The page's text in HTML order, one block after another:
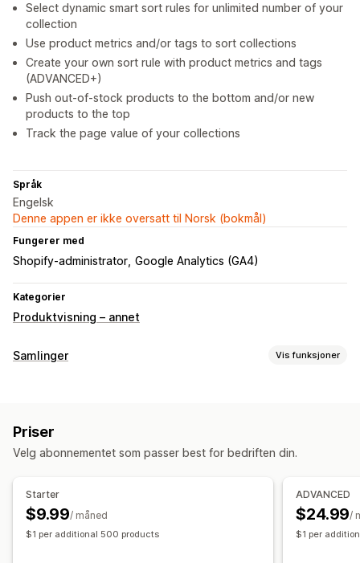
Select dynamic smart sort rules for unlimited number of your
collection
Use product metrics and/or tags to sort collections
Create your own sort rule with product metrics and tags
(ADVANCED+)
Push out-of-stock products to the bottom and/or new
products to the top
Track the page value of your collections
Språk
Engelsk
Denne appen er ikke oversatt til Norsk (bokmål)
Fungerer med
Shopify-administrator Google Analytics (GA4)
Kategorier
Produktvisning – annet
Samlinger Vis funksjoner
Priser
Velg abonnementet som passer best for bedriften din.
Starter
$9.99/ måned
$1 per additional 500 products
ADVANCED
$24.99/
$1 per